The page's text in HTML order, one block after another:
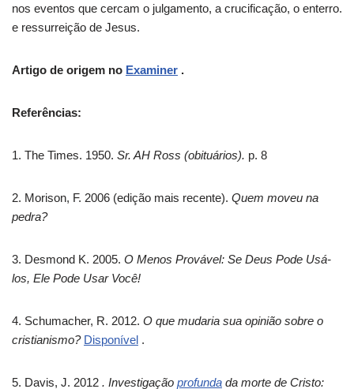
nos eventos que cercam o julgamento, a crucificação, o enterro.
e ressurreição de Jesus.
Artigo de origem no Examiner .
Referências:
1. The Times. 1950. Sr. AH Ross (obituários). p. 8
2. Morison, F. 2006 (edição mais recente). Quem moveu na
pedra?
3. Desmond K. 2005. O Menos Provável: Se Deus Pode Usá-
los, Ele Pode Usar Você!
4. Schumacher, R. 2012. O que mudaria sua opinião sobre o
cristianismo? Disponível .
5. Davis, J. 2012 . Investigação profunda da morte de Cristo: